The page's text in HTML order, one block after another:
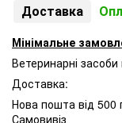
Доставка
Мінімальне
Ветеринарні
Доставка:
Нова пошта від 500
Самовивіз